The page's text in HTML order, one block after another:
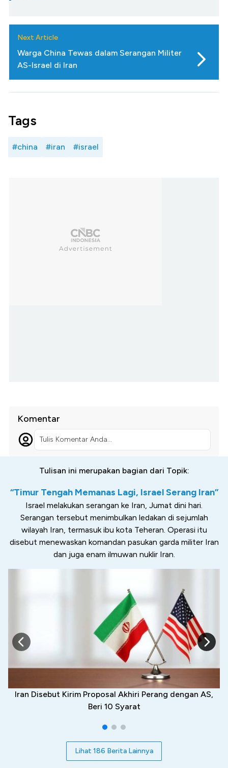
Next Article
Warga China Tewas dalam Serangan Militer
AS-Israel di Iran
Tags
#china #iran #israel
Komentar
Tulis Komentar Anda...
Tulisan ini merupakan bagian dari Topik:
“Timur Tengah Memanas Lagi, Israel Serang Iran”
Israel melakukan serangan ke Iran, Jumat dini hari.
Serangan tersebut menimbulkan ledakan di sejumlah
wilayah Iran, termasuk ibu kota Teheran. Operasi itu
disebut menewaskan komandan pasukan garda militer Iran
dan juga enam ilmuwan nuklir Iran.
Iran Disebut Kirim Proposal Akhiri Perang dengan AS,
Beri 10 Syarat
Lihat 186 Berita Lainnya